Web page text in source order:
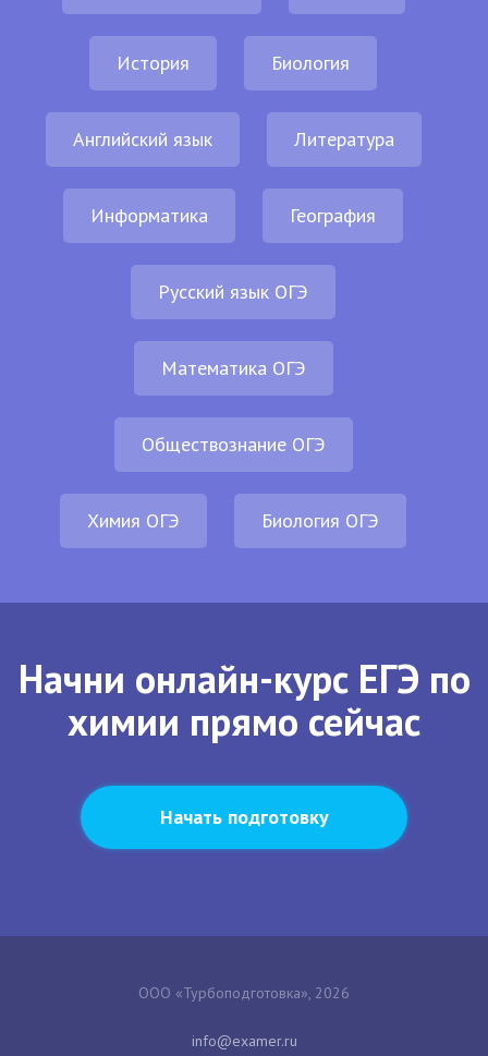
История Биология
Английский язык Литература
Информатика География
Русский язык ОГЭ
Математика ОГЭ
Обществознание ОГЭ
Химия ОГЭ Биология ОГЭ
Начни онлайн-курс ЕГЭ по
химии прямо сейчас
Начать подготовку
ООО «Турбоподготовка», 2026